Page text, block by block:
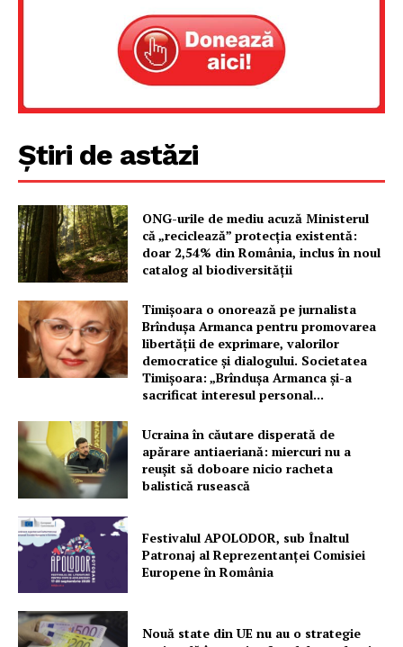
Știri de astăzi
ONG-urile de mediu acuză Ministerul
că „reciclează” protecția existentă:
doar 2,54% din România, inclus în noul
catalog al biodiversității
Timișoara o onorează pe jurnalista
Brîndușa Armanca pentru promovarea
libertății de exprimare, valorilor
democratice și dialogului. Societatea
Timișoara: „Brîndușa Armanca și-a
sacrificat interesul personal...
Ucraina în căutare disperată de
apărare antiaeriană: miercuri nu a
reușit să doboare nicio racheta
balistică rusească
Festivalul APOLODOR, sub Înaltul
Patronaj al Reprezentanței Comisiei
Europene în România
Nouă state din UE nu au o strategie